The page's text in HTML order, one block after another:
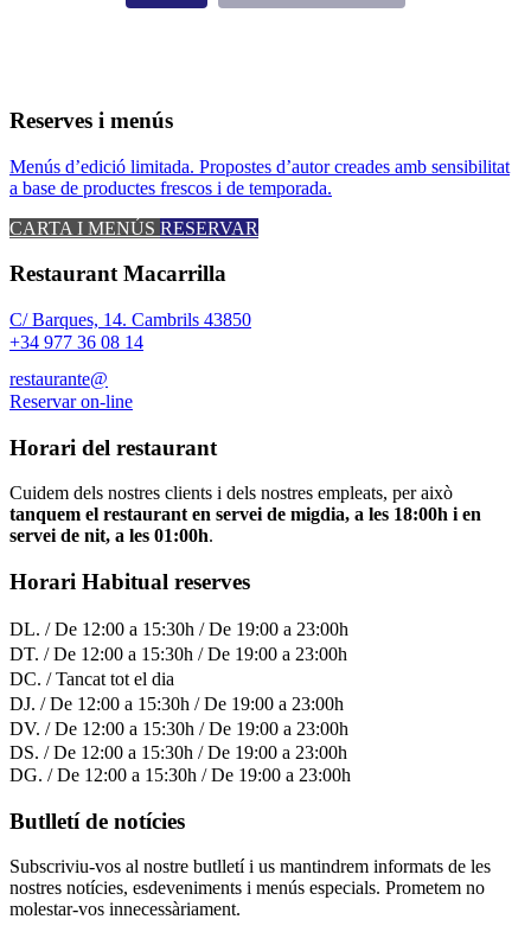
Reserves i menús
Menús d’edició limitada. Propostes d’autor creades amb sensibilitat
a base de productes frescos i de temporada.
CARTA I MENÚS RESERVAR
Restaurant Macarrilla
C/ Barques, 14. Cambrils 43850
+34 977 36 08 14
restaurante@
Reservar on-line
Horari del restaurant
Cuidem dels nostres clients i dels nostres empleats, per això
tanquem el restaurant en servei de migdia, a les 18:00h i en
servei de nit, a les 01:00h.
Horari Habitual reserves
DL. / De 12:00 a 15:30h / De 19:00 a 23:00h
DT. / De 12:00 a 15:30h / De 19:00 a 23:00h
DC. / Tancat tot el dia
DJ. / De 12:00 a 15:30h / De 19:00 a 23:00h
DV. / De 12:00 a 15:30h / De 19:00 a 23:00h
DS. / De 12:00 a 15:30h / De 19:00 a 23:00h
DG. / De 12:00 a 15:30h / De 19:00 a 23:00h
Butlletí de notícies
Subscriviu-vos al nostre butlletí i us mantindrem informats de les
nostres notícies, esdeveniments i menús especials. Prometem no
molestar-vos innecessàriament.